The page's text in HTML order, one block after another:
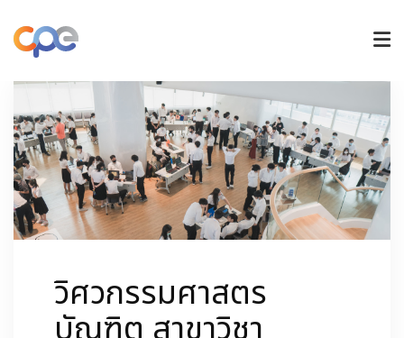
หลักสูตรปริญญาตรี
หลักสูตรบัณฑิตศึกษา
วิจัยและนวัตกรรม
การรับเข้าศึกษา
วิศวกรรมศาสตร